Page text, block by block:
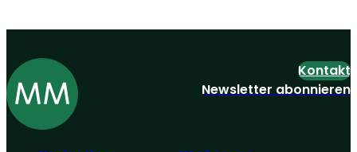
Kontakt
Newsletter abonnieren